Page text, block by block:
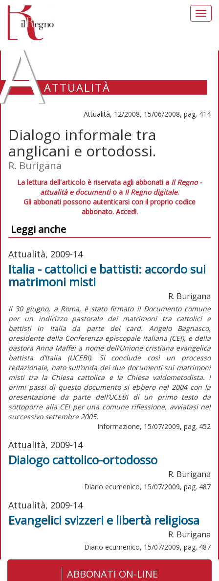
ATTUALITÀ
Attualità, 12/2008, 15/06/2008, pag. 414
Dialogo informale tra
anglicani e ortodossi.
R. Burigana
La lettura dell'articolo è riservata agli abbonati a Il Regno -
attualità e documentio a Il Regno digitale.
Gli abbonati possono autenticarsi con il proprio codice
abbonato. Accedi.
Leggi anche
Attualità, 2009-14
Italia - cattolici e battisti: accordo sui
matrimoni misti
R. Burigana
Il 30 giugno, a Roma, è stato firmato il Documento comune
per un indirizzo pastorale dei matrimoni tra cattolici e
battisti in Italia da parte del card. Angelo Bagnasco,
presidente della Conferenza episcopale italiana (CEI), e della
pastora Anna Maffei a nome dell’Unione cristiana evangelica
battista d’Italia (UCEBI). Si conclude così un processo
redazionale, nato sull’onda dei due documenti sui matrimoni
misti tra la Chiesa cattolica e la Chiesa valdometodista. I
primi passi di questo documento si ebbero nel 2004 con la
presentazione da parte dell’UCEBI di un primo testo da
sottoporre alla CEI per una comune riflessione, avviatasi nel
successivo settembre 2005.
Informazione, 15/07/2009, pag. 452
Attualità, 2009-14
Dialogo cattolico-ortodosso
R. Burigana
Diario ecumenico, 15/07/2009, pag. 487
Attualità, 2009-14
Evangelici svizzeri e libertà religiosa
R. Burigana
Diario ecumenico, 15/07/2009, pag. 487
ABBONATI ON-LINE